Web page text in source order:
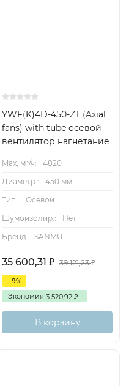
YWF(K)4D-450-ZT (Axial
fans) with tube осевой
вентилятор нагнетание
Max, м³/ч:
4820
Диаметр.:
450 мм
Тип.:
Осевой
Шумоизолир.:
Нет
Бренд:
SANMU
35 600,31 ₽ 39 121,23₽
- 9%
Экономия 3 520,92 ₽
В корзину